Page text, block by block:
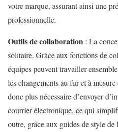
votre marque, assurant ainsi une
professionnelle.
Outils de collaboration : La
solitaire. Grâce aux fonctions de
équipes peuvent travailler
les changements au fur et à
donc plus nécessaire d’envoyer
courrier électronique, ce qui
outre, grâce aux guides de style